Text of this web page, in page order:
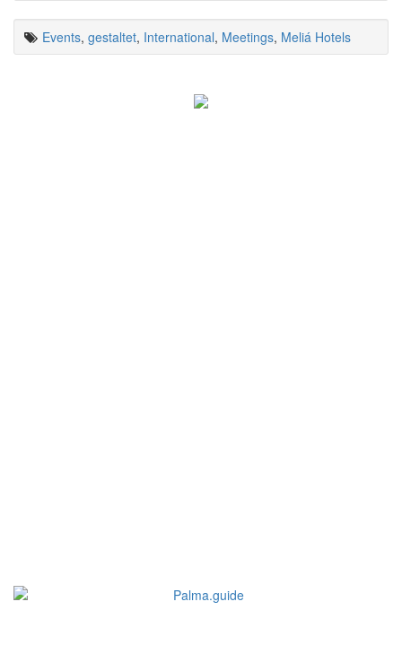
Events, gestaltet, International, Meetings, Meliá Hotels